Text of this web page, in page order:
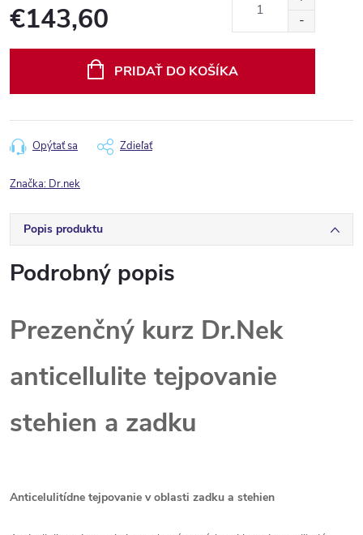
€143,60
PRIDAŤ DO KOŠÍKA
Opýtať sa Zdieľať
Značka: Dr.nek
Popis produktu
Podrobný popis
Prezenčný kurz Dr.Nek
anticellulite tejpovanie
stehien a zadku
Anticelulitídne tejpovanie v oblasti zadku a stehien